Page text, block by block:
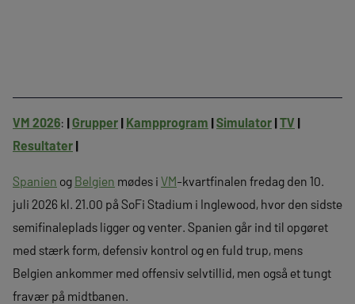
VM 2026: |Grupper | Kampprogram |Simulator |TV |
Resultater |
Spanien og Belgien mødes i VM-kvartfinalen fredag den 10.
juli 2026 kl. 21.00 på SoFi Stadium i Inglewood, hvor den sidste
semifinaleplads ligger og venter. Spanien går ind til opgøret
med stærk form, defensiv kontrol og en fuld trup, mens
Belgien ankommer med offensiv selvtillid, men også et tungt
fravær på midtbanen.